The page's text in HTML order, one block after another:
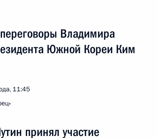
Владимира
Южной Кореи Ким
11:45
принял участие